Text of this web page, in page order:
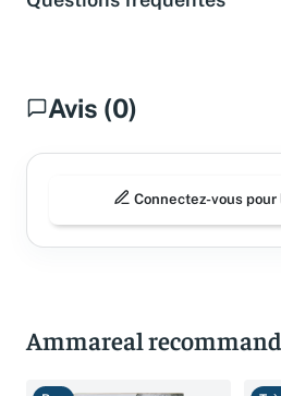
Avis (0)
Connectez-vous pour
Ammareal